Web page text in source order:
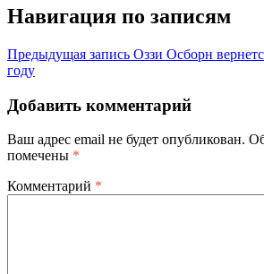
Навигация по записям
Предыдущая запись Оззи Осборн
году
Добавить комментарий
Ваш адрес email не будет опубликован.
помечены *
Комментарий *